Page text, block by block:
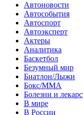
Автоновости
Автособытия
Автоспорт
Автоэксперт
Актеры
Аналитика
Баскетбол
Безумный мир
Биатлон/Лыжи
Бокс/MMA
Болезни и
В мире
В России